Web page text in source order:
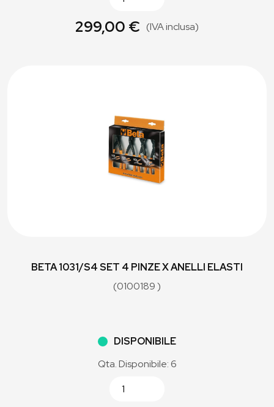
299,00 € (IVA inclusa)
BETA 1031/S4 SET 4 PINZE X ANELLI ELASTI
(0100189 )
DISPONIBILE
Qta. Disponibile: 6